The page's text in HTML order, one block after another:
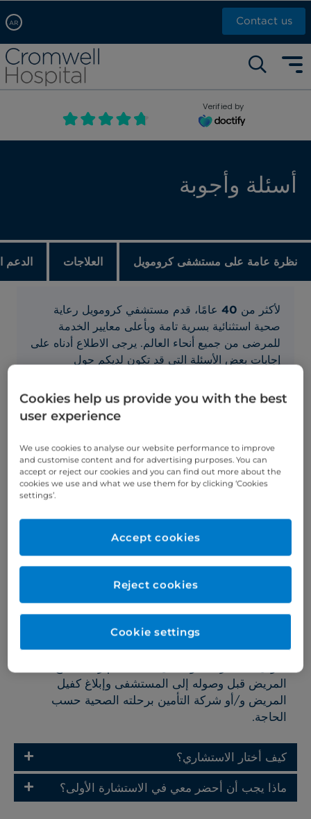
AR
Arabic, عربى
Chinese, 中文
French, Française
Contact us
Self pay: +44 (0)20 7244 4886
Call Now: +44 (0)20 7460 5700
Book an appointment
Verified by
أسئلة وأجوبة
نظرة عامة على مستشفى كرومويل العلاجات الدعم
لأكثر من 40عامًا، قدم مستشفي كرومويل رعاية
صحية استثنائية بسرية تامة وبأعلى معايير الخدمة
للمرضى من جميع أنحاء العالم. يرجى الاطلاع أدناه على
إجابات بعض الأسئلة التي قد تكون لديكم حول
العلاجات والاستشاريين في مستشفي
كرومويل
يقدم استشاريونا المتخصصون ذوو الخبرة مجموعة
والرعاية الطبية العاجلة من قبل الأطباء العامين. يساعد
مركز المرضى الدوليين المخصص لدينا المرضى طوال
رحلة الرعاية الصحية الخاصة بهم. أولويتنا هي جعل
تجربتك سلسة وخالية من التوتر قدر الإمكان، وجعل
الخدمة التي نقدمها تتسم بالاهتمام والسرية والاحترام.
لدينا مستشارون يتحدثون اللغة العربية لمساعدتك
المريض قبل وصوله إلى المستشفى وإبلاغ كفيل
المريض و/أو شركة التأمين برحلته الصحية حسب
الحاجة.
كيف أختار الاستشاري؟
ماذا يجب أن أحضر معي في الاستشارة الأولى؟
Cookies help us provide you with the best
user experience
We use cookies to analyse our website performance to improve
and customise content and for advertising purposes. You can
accept or reject our cookies and you can find out more about the
cookies we use and what we use them for by clicking ‘Cookies
settings’.
Reject cookies
Accept cookies
Cookie settings